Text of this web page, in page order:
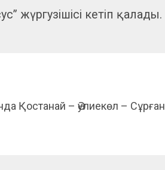
жүргузішісі кетіп қалады.
Қостанай – Әулиекөл – Сұрған